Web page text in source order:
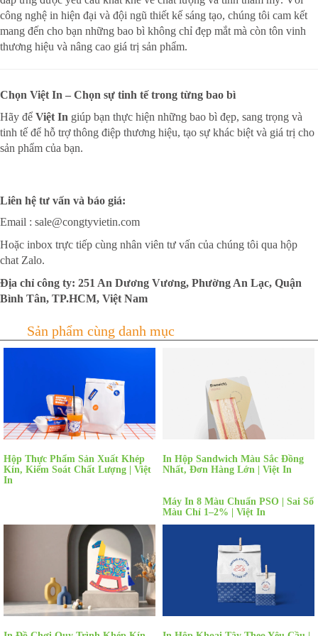
công nghệ in hiện đại và đội ngũ thiết kế sáng tạo, chúng tôi cam kết
mang đến cho bạn những bao bì không chỉ đẹp mắt mà còn tôn vinh
thương hiệu và nâng cao giá trị sản phẩm.
Chọn Việt In – Chọn sự tinh tế trong từng bao bì
Hãy để Việt In giúp bạn thực hiện những bao bì đẹp, sang trọng và
tinh tế để hỗ trợ thông điệp thương hiệu, tạo sự khác biệt và giá trị cho
sản phẩm của bạn.
Liên hệ tư vấn và báo giá:
Email : sale@congtyvietin.com
Hoặc inbox trực tiếp cùng nhân viên tư vấn của chúng tôi qua hộp
chat Zalo.
Địa chỉ công ty: 251 An Dương Vương, Phường An Lạc, Quận
Bình Tân, TP.HCM, Việt Nam
Hộp Thực Phẩm Sản Xuất Khép
Kín, Kiểm Soát Chất Lượng | Việt
In
In Hộp Sandwich Màu Sắc Đồng
Nhất, Đơn Hàng Lớn | Việt In
Máy In 8 Màu Chuẩn PSO | Sai Số
Màu Chỉ 1–2% | Việt In